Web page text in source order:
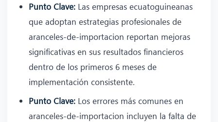
Punto Clave: Las empresas ecuatoguineanas
que adoptan estrategias profesionales de
aranceles-de-importacion reportan mejoras
significativas en sus resultados financieros
dentro de los primeros 6 meses de
implementación consistente.
Punto Clave: Los errores más comunes en
aranceles-de-importacion incluyen la falta de